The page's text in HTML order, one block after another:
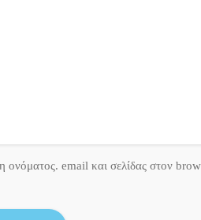
ονόματος. email και σελίδας στον